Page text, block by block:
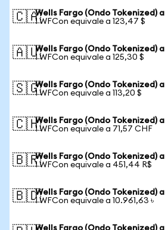
🇨🇦Wells Fargo (Ondo Tokenized)
1 WFCon equivale a 123,47 $
🇦🇺Wells Fargo (Ondo Tokenized)
1 WFCon equivale a 125,30 $
🇸🇬Wells Fargo (Ondo Tokenized)
1 WFCon equivale a 113,20 $
🇨🇭Wells Fargo (Ondo Tokenized)
1 WFCon equivale a 71,57 CHF
🇧🇷Wells Fargo (Ondo Tokenized)
1 WFCon equivale a 451,44 R$
🇧🇩Wells Fargo (Ondo Tokenized)
1 WFCon equivale a 10.961,63 ৳
Wells Fargo (Ondo Tokenized)